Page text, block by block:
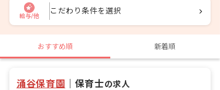
給与/他
こだわり条件を選択
おすすめ順 新着順
涌谷保育園 保育士の求人